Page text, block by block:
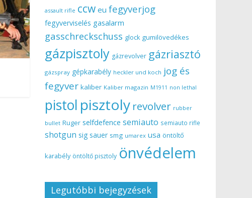
assault rifle ccw eu fegyverjog
fegyverviselés gasalarm
gasschreckschuss glock gumilövedékes
gázpisztoly gázrevolver gázriasztó
gázspray gépkarabély heckler und koch jog és
fegyver kaliber Kaliber magazin M1911 non lethal
pistol pisztoly revolver rubber
bullet Ruger selfdefence semiauto semiauto rifle
shotgun sig sauer smg umarex usa öntöltő
karabély öntöltő pisztoly önvédelem
Legutóbbi bejegyzések